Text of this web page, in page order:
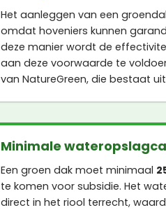
Het aanleggen van een
omdat hoveniers kunnen
deze manier wordt de
aan deze voorwaarde te
van NatureGreen, die bestaat
Minimale
Een groen dak moet minimaal
te komen voor subsidie. Het
direct in het riool terrecht,